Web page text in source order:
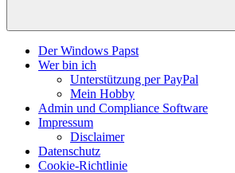
Der Windows Papst
Wer bin ich
Unterstützung per PayPal
Mein Hobby
Admin und Compliance Software
Impressum
Disclaimer
Datenschutz
Cookie-Richtlinie